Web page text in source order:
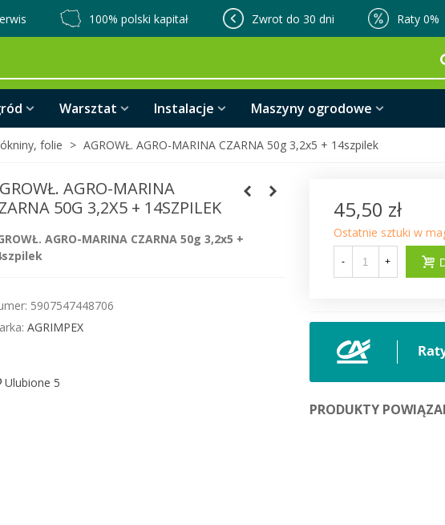
100% polski kapitał Zwrot do 30 dni Raty 0%
Warsztat Instalacje Maszyny ogrodowe
folie > AGROWŁ. AGRO-MARINA CZARNA 50g 3,2x5 + 14szpilek
AGRO-MARINA
50G 3,2X5 + 14SZPILEK
AGRO-MARINA CZARNA 50g 3,2x5 +
5907547448706
AGRIMPEX
Ulubione 5
45,50 zł
Ostatnie sztuki w
- +
PRODUKTY